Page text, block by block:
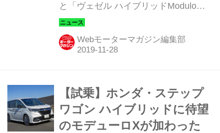
と「ヴェゼル ハイブリッドModulo
X」が加わり、2019年11月29日から販
売が開始される。
Webモーターマガジン編集部
【試乗】ホンダ・ステップ
ワゴン ハイブリッドに待望
のモデューロXが加わった